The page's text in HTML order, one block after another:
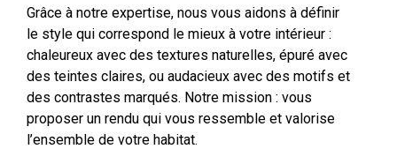
Grâce à notre expertise, nous vous aidons à définir
le style qui correspond le mieux à votre intérieur :
chaleureux avec des textures naturelles, épuré avec
des teintes claires, ou audacieux avec des motifs et
des contrastes marqués. Notre mission : vous
proposer un rendu qui vous ressemble et valorise
l’ensemble de votre habitat.